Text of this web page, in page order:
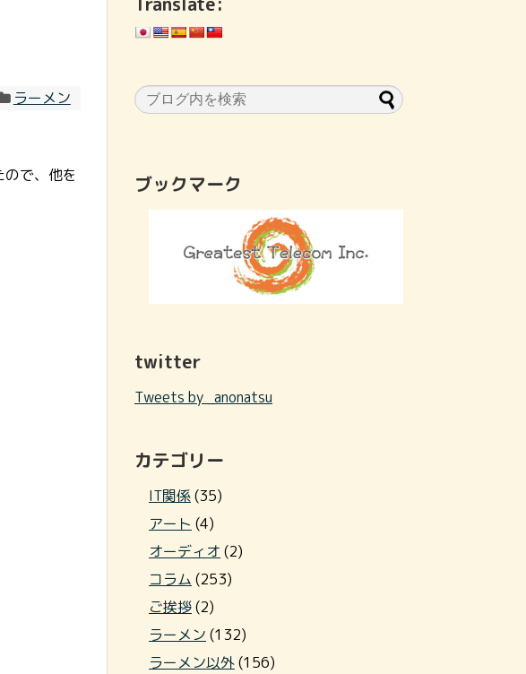
ラーメン
で、他を
ブックマーク
twitter
Tweets by _anonatsu
カテゴリー
IT関係(35)
アート (4)
オーディオ (2)
コラム (253)
ご挨拶(2)
ラーメン (132)
ラーメン以外(156)